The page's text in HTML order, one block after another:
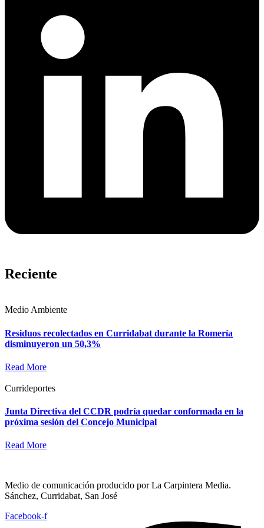
Reciente
Medio Ambiente
Residuos recolectados en Curridabat durante la Romería
disminuyeron un 50,3%
Read More
Currideportes
Junta Directiva del CCDR podría quedar conformada en la
próxima sesión del Concejo Municipal
Read More
Medio de comunicación producido por La Carpintera Media.
Sánchez, Curridabat, San José
Facebook-f